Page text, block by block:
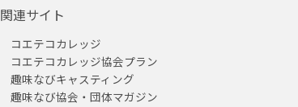
関連サイト
コエテコカレッジ
コエテコカレッジ協会プラン
趣味なびキャスティング
趣味なび協会・団体マガジン